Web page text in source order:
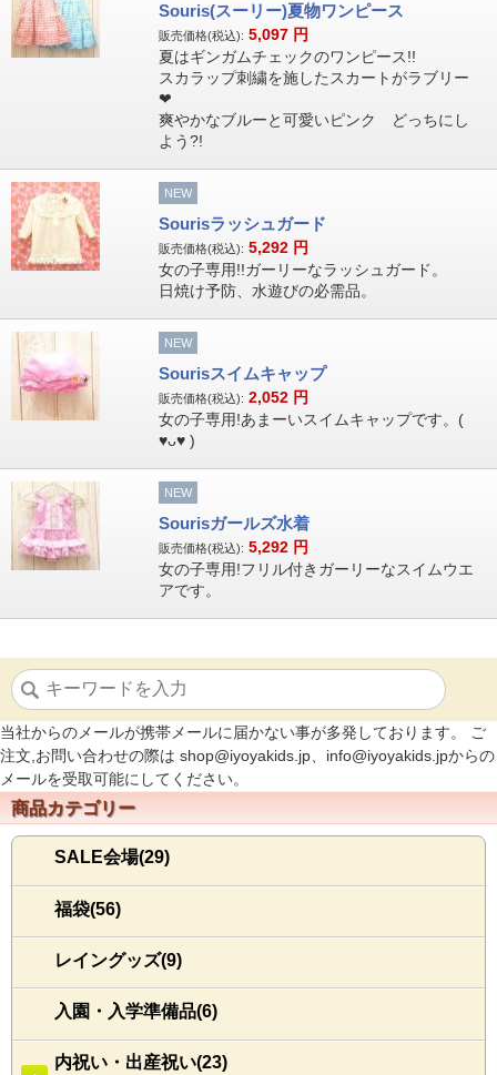
Souris(スーリー)夏物ワンピース
販売価格(税込): 5,097 円
夏はギンガムチェックのワンピース!!
スカラップ刺繍を施したスカートがラブリー
❤
爽やかなブルーと可愛いピンク どっちにし
よう?!
NEW
Sourisラッシュガード
販売価格(税込): 5,292 円
女の子専用!!ガーリーなラッシュガード。
日焼け予防、水遊びの必需品。
NEW
Sourisスイムキャップ
販売価格(税込): 2,052 円
女の子専用!あまーいスイムキャップです。(
♥ᴗ♥ )
NEW
Sourisガールズ水着
販売価格(税込): 5,292 円
女の子専用!フリル付きガーリーなスイムウエ
アです。
当社からのメールが携帯メールに届かない事が多発しております。 ご
注文,お問い合わせの際は shop@iyoyakids.jp、info@iyoyakids.jpからの
メールを受取可能にしてください。
商品カテゴリー
SALE会場(29)
福袋(56)
レイングッズ(9)
入園・入学準備品(6)
内祝い・出産祝い(23)